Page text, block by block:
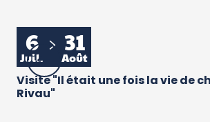
6
Juil.
31
Août
Visite "Il était une fois la vie de
Rivau"